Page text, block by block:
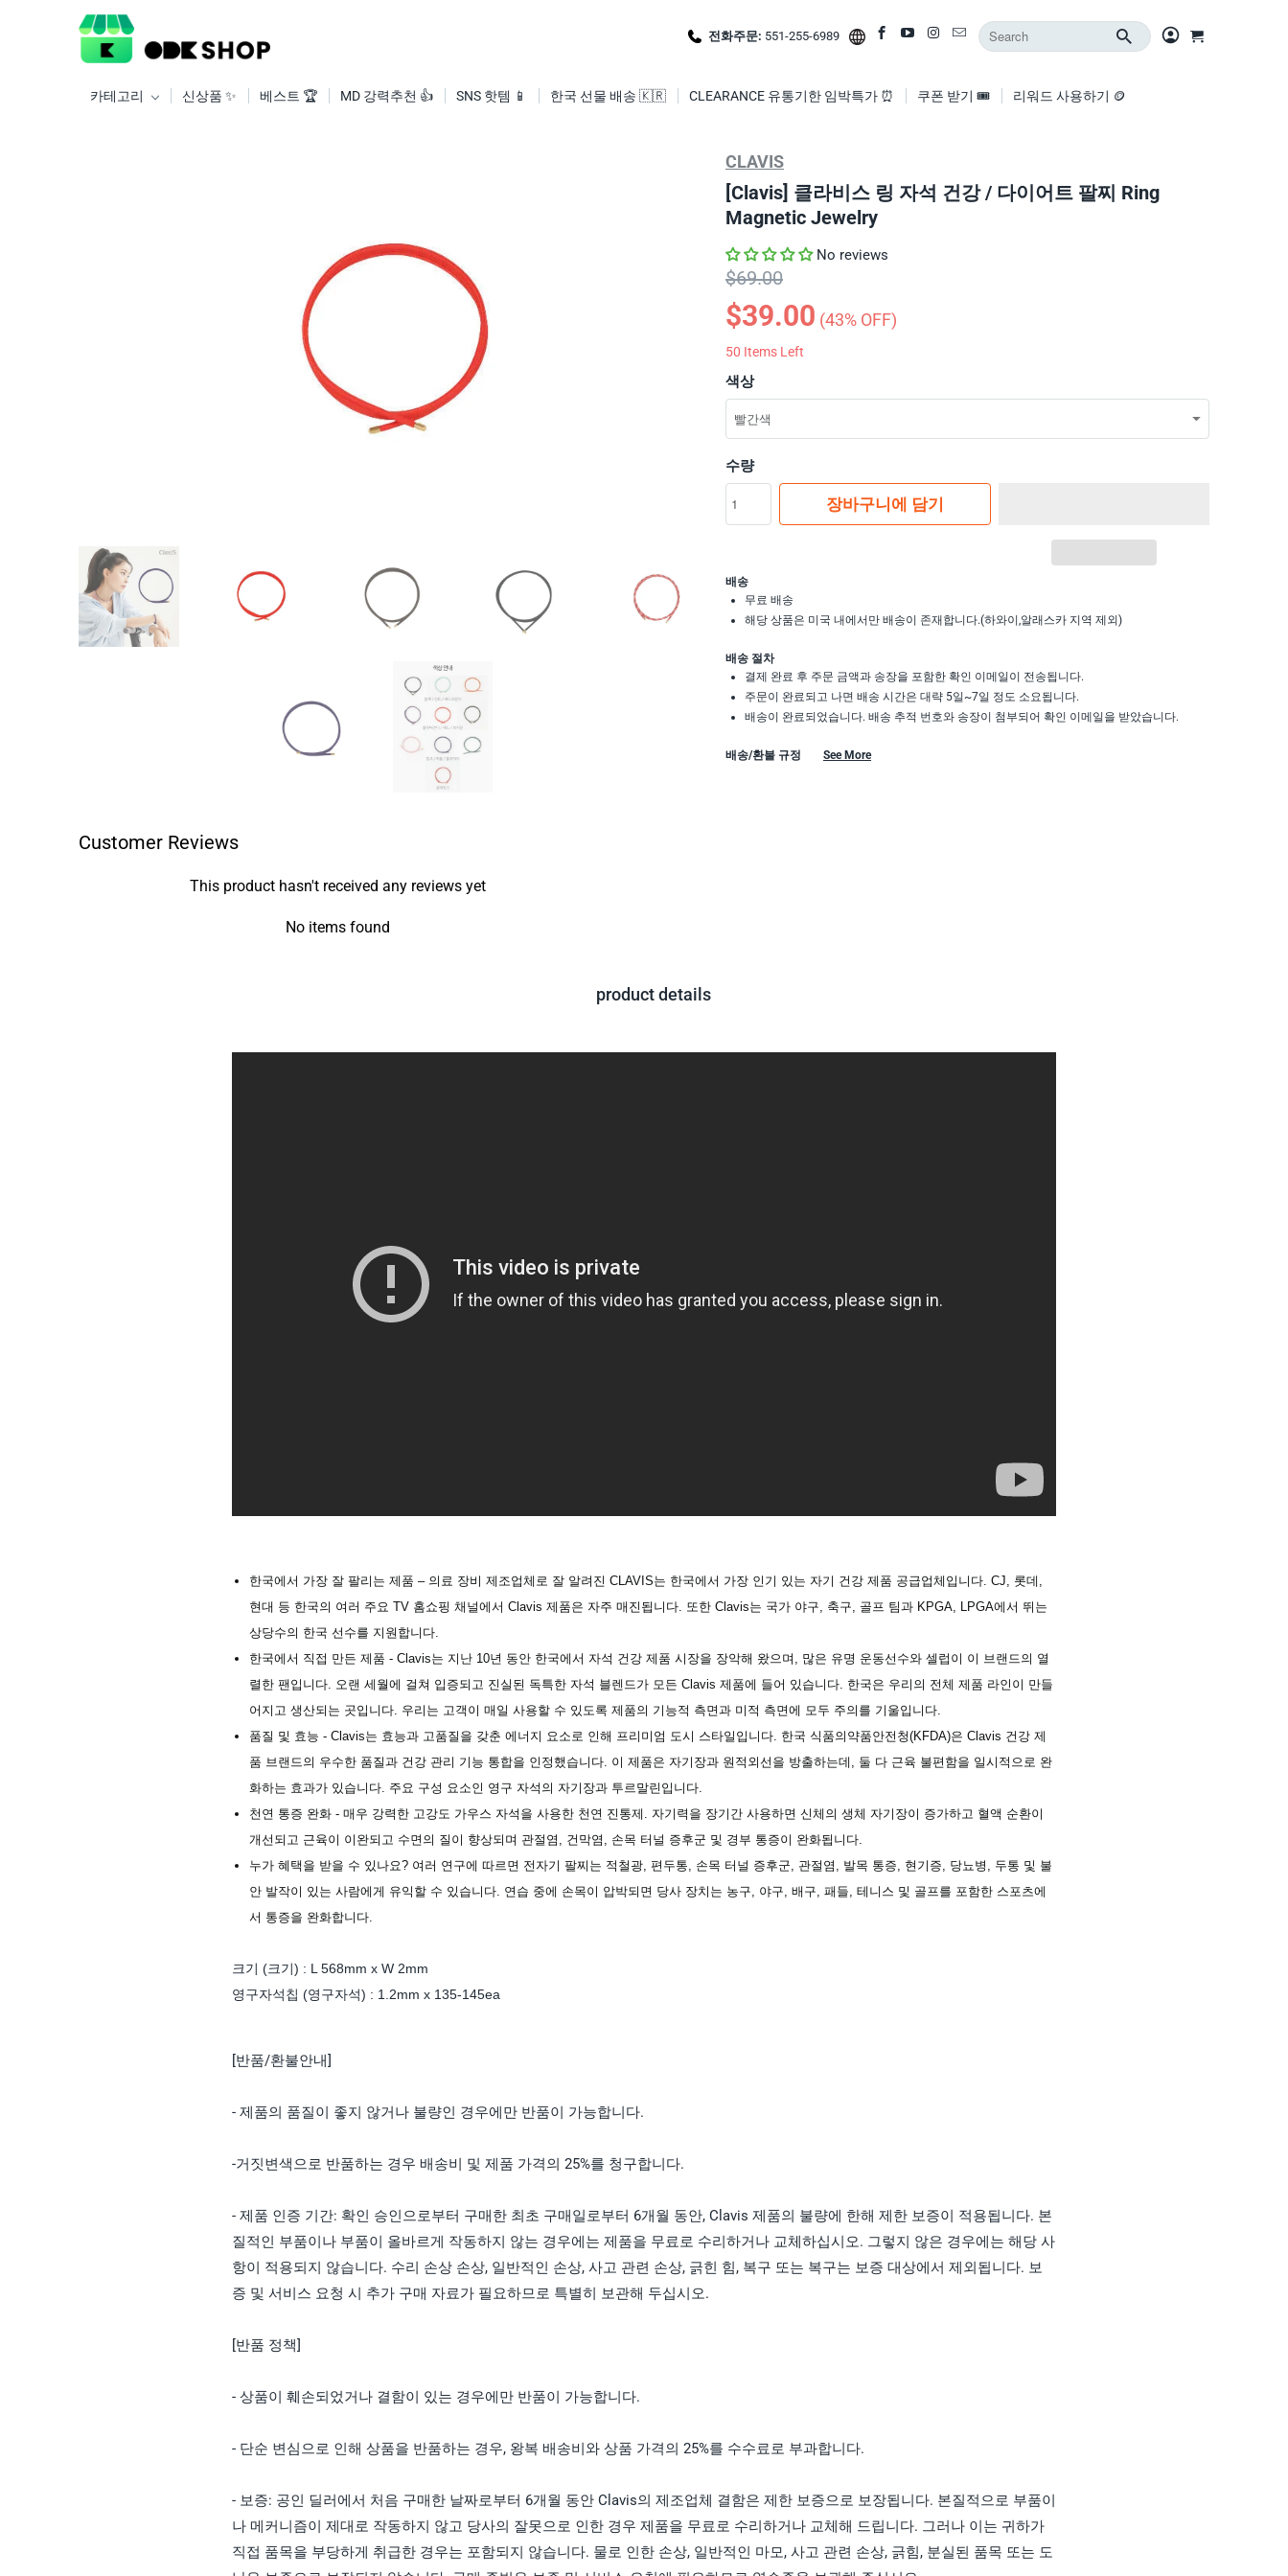
전화주문: 551-255-6989
카테고리 신상품 ✨ 베스트 🏆 MD 강력추천 👍 SNS 핫템 📱 한국 선물 배송 🇰🇷 CLEARANCE 유통기한 임박특가 ⏰ 쿠폰 받기 🎟️ 리워드 사용하기 🪙
CLAVIS
[Clavis] 클라비스 링 자석 건강 / 다이어트 팔찌 Ring
Magnetic Jewelry
No reviews
$69.00
$39.00 (43% OFF)
50 Items Left
색상
수량
장바구니에 담기
배송
무료 배송
해당 상품은 미국 내에서만 배송이 존재합니다.(하와이,알래스카 지역 제외)
배송 절차
결제 완료 후 주문 금액과 송장을 포함한 확인 이메일이 전송됩니다.
주문이 완료되고 나면 배송 시간은 대략 5일~7일 정도 소요됩니다.
배송이 완료되었습니다. 배송 추적 번호와 송장이 첨부되어 확인 이메일을 받았습니다.
배송/환불 규정 See More
Customer Reviews
This product hasn't received any reviews yet
No items found
product details
한국에서 가장 잘 팔리는 제품 – 의료 장비 제조업체로 잘 알려진 CLAVIS는 한국에서 가장 인기 있는 자기 건강 제품 공급업체입니다. CJ, 롯데,
현대 등 한국의 여러 주요 TV 홈쇼핑 채널에서 Clavis 제품은 자주 매진됩니다. 또한 Clavis는 국가 야구, 축구, 골프 팀과 KPGA, LPGA에서 뛰는
상당수의 한국 선수를 지원합니다.
한국에서 직접 만든 제품 - Clavis는 지난 10년 동안 한국에서 자석 건강 제품 시장을 장악해 왔으며, 많은 유명 운동선수와 셀럽이 이 브랜드의 열
렬한 팬입니다. 오랜 세월에 걸쳐 입증되고 진실된 독특한 자석 블렌드가 모든 Clavis 제품에 들어 있습니다. 한국은 우리의 전체 제품 라인이 만들
어지고 생산되는 곳입니다. 우리는 고객이 매일 사용할 수 있도록 제품의 기능적 측면과 미적 측면에 모두 주의를 기울입니다.
품질 및 효능 - Clavis는 효능과 고품질을 갖춘 에너지 요소로 인해 프리미엄 도시 스타일입니다. 한국 식품의약품안전청(KFDA)은 Clavis 건강 제
품 브랜드의 우수한 품질과 건강 관리 기능 통합을 인정했습니다. 이 제품은 자기장과 원적외선을 방출하는데, 둘 다 근육 불편함을 일시적으로 완
화하는 효과가 있습니다. 주요 구성 요소인 영구 자석의 자기장과 투르말린입니다.
천연 통증 완화 - 매우 강력한 고강도 가우스 자석을 사용한 천연 진통제. 자기력을 장기간 사용하면 신체의 생체 자기장이 증가하고 혈액 순환이
개선되고 근육이 이완되고 수면의 질이 향상되며 관절염, 건막염, 손목 터널 증후군 및 경부 통증이 완화됩니다.
누가 혜택을 받을 수 있나요? 여러 연구에 따르면 전자기 팔찌는 적철광, 편두통, 손목 터널 증후군, 관절염, 발목 통증, 현기증, 당뇨병, 두통 및 불
안 발작이 있는 사람에게 유익할 수 있습니다. 연습 중에 손목이 압박되면 당사 장치는 농구, 야구, 배구, 패들, 테니스 및 골프를 포함한 스포츠에
서 통증을 완화합니다.
크기 (크기) : L 568mm x W 2mm
영구자석칩 (영구자석) : 1.2mm x 135-145ea
[반품/환불안내]
- 제품의 품질이 좋지 않거나 불량인 경우에만 반품이 가능합니다.
-거짓변색으로 반품하는 경우 배송비 및 제품 가격의 25%를 청구합니다.
- 제품 인증 기간: 확인 승인으로부터 구매한 최초 구매일로부터 6개월 동안, Clavis 제품의 불량에 한해 제한 보증이 적용됩니다. 본
질적인 부품이나 부품이 올바르게 작동하지 않는 경우에는 제품을 무료로 수리하거나 교체하십시오. 그렇지 않은 경우에는 해당 사
항이 적용되지 않습니다. 수리 손상 손상, 일반적인 손상, 사고 관련 손상, 긁힌 힘, 복구 또는 복구는 보증 대상에서 제외됩니다. 보
증 및 서비스 요청 시 추가 구매 자료가 필요하므로 특별히 보관해 두십시오.
[반품 정책]
- 상품이 훼손되었거나 결함이 있는 경우에만 반품이 가능합니다.
- 단순 변심으로 인해 상품을 반품하는 경우, 왕복 배송비와 상품 가격의 25%를 수수료로 부과합니다.
- 보증: 공인 딜러에서 처음 구매한 날짜로부터 6개월 동안 Clavis의 제조업체 결함은 제한 보증으로 보장됩니다. 본질적으로 부품이
나 메커니즘이 제대로 작동하지 않고 당사의 잘못으로 인한 경우 제품을 무료로 수리하거나 교체해 드립니다. 그러나 이는 귀하가
직접 품목을 부당하게 취급한 경우는 포함되지 않습니다. 물로 인한 손상, 일반적인 마모, 사고 관련 손상, 긁힘, 분실된 품목 또는 도